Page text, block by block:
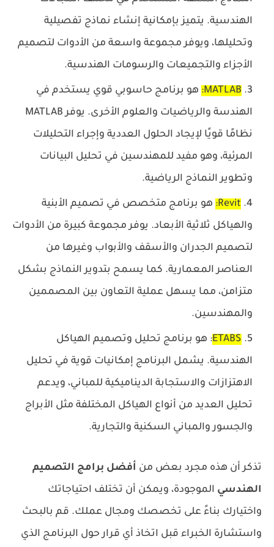
الهندسية. يتميز بإمكانية إنشاء نماذج تفصيلية
وتحليلها، ويوفر مجموعة واسعة من الأدوات لتصميم
الأجزاء والتجميعات والرسومات الهندسية.
MATLAB
: هو برنامج حاسوبي قوي يستخدم في
الهندسة والرياضيات والعلوم الأخرى. يوفر MATLAB
نظامًا قويًا لإيجاد الحلول العددية وإجراء التحليلات
المرئية، وهو مفيد للمهندسين في تحليل البيانات
وتطوير النماذج الرياضية.
Revit
: هو برنامج متخصص في تصميم الأبنية
والهياكل ثلاثية الأبعاد. يوفر مجموعة كبيرة من الأدوات
لتصميم الجدران والأسقف والأبواب وغيرها من
العناصر المعمارية. كما يسمح بتدوير النماذج بشكل
متزامن، مما يسهل عملية التعاون بين المصممين
والمهندسين.
ETABS: هو برنامج تحليل وتصميم الهياكل
الهندسية. يشمل البرنامج إمكانيات قوية في تحليل
الاهتزازات والاستجابة الديناميكية للمباني، ويدعم
تحليل العديد من أنواع الهياكل المختلفة مثل الأبراج
والجسور والمباني السكنية والتجارية.
تذكر أن هذه مجرد بعض من أفضل برامج التصميم
الهندسي الموجودة، ويمكن أن تختلف احتياجاتك
واختيارك بناءً على تخصصك ومجال عملك. قم بالبحث
واستشارة الخبراء قبل اتخاذ أي قرار حول البرنامج الذي